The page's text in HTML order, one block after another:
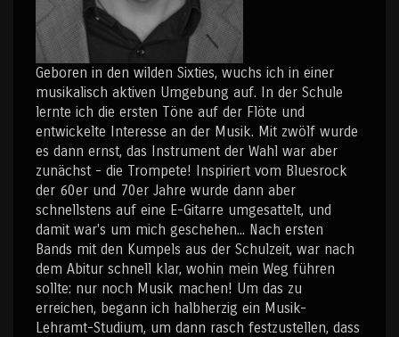
Geboren in den wilden Sixties, wuchs ich in einer
musikalisch aktiven Umgebung auf. In der Schule
lernte ich die ersten Töne auf der Flöte und
entwickelte Interesse an der Musik. Mit zwölf wurde
es dann ernst, das Instrument der Wahl war aber
zunächst - die Trompete! Inspiriert vom Bluesrock
der 60er und 70er Jahre wurde dann aber
schnellstens auf eine E-Gitarre umgesattelt, und
damit war's um mich geschehen... Nach ersten
Bands mit den Kumpels aus der Schulzeit, war nach
dem Abitur schnell klar, wohin mein Weg führen
sollte: nur noch Musik machen! Um das zu
erreichen, begann ich halbherzig ein Musik-
Lehramt-Studium, um dann rasch festzustellen, dass